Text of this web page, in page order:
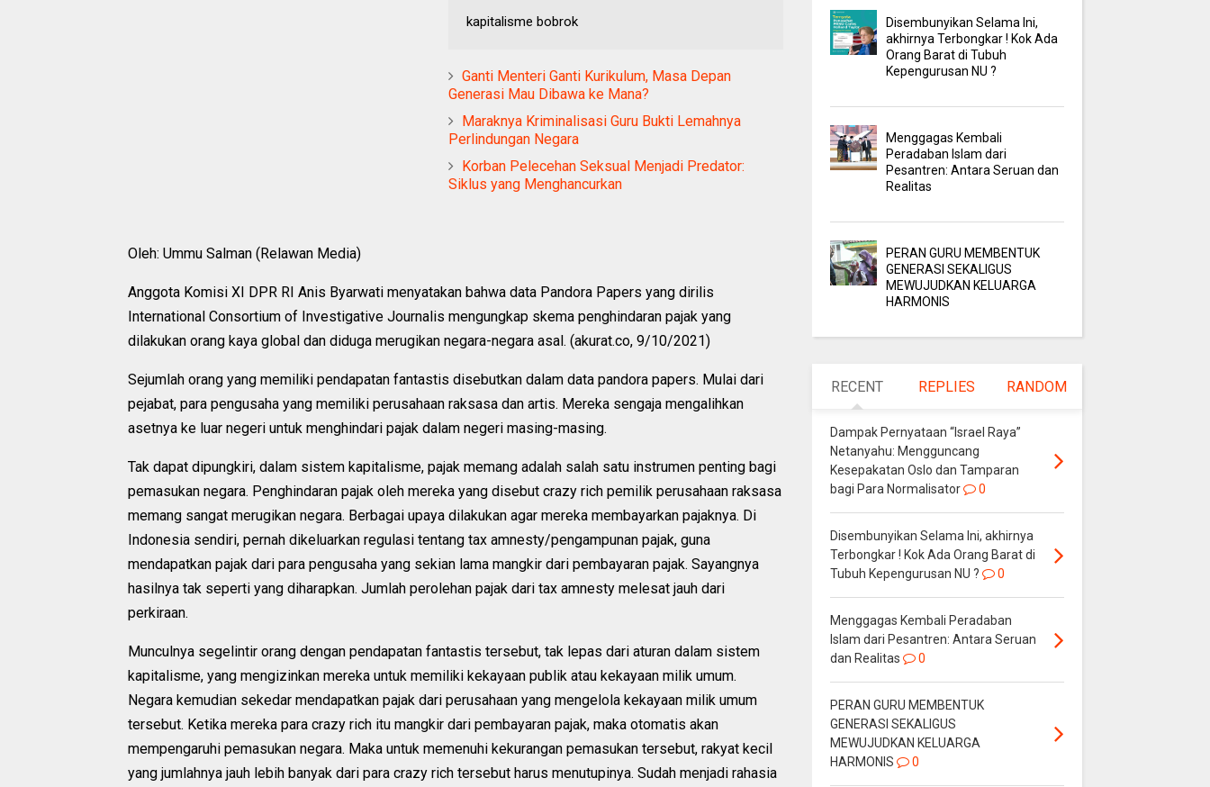
kapitalisme bobrok
Ganti Menteri Ganti Kurikulum, Masa Depan
Generasi Mau Dibawa ke Mana?
Maraknya Kriminalisasi Guru Bukti Lemahnya
Perlindungan Negara
Korban Pelecehan Seksual Menjadi Predator:
Siklus yang Menghancurkan
Oleh: Ummu Salman (Relawan Media)
Anggota Komisi XI DPR RI Anis Byarwati menyatakan bahwa data Pandora Papers yang dirilis
International Consortium of Investigative Journalis mengungkap skema penghindaran pajak yang
dilakukan orang kaya global dan diduga merugikan negara-negara asal. (akurat.co, 9/10/2021)
Sejumlah orang yang memiliki pendapatan fantastis disebutkan dalam data pandora papers. Mulai dari
pejabat, para pengusaha yang memiliki perusahaan raksasa dan artis. Mereka sengaja mengalihkan
asetnya ke luar negeri untuk menghindari pajak dalam negeri masing-masing.
Tak dapat dipungkiri, dalam sistem kapitalisme, pajak memang adalah salah satu instrumen penting bagi
pemasukan negara. Penghindaran pajak oleh mereka yang disebut crazy rich pemilik perusahaan raksasa
memang sangat merugikan negara. Berbagai upaya dilakukan agar mereka membayarkan pajaknya. Di
Indonesia sendiri, pernah dikeluarkan regulasi tentang tax amnesty/pengampunan pajak, guna
mendapatkan pajak dari para pengusaha yang sekian lama mangkir dari pembayaran pajak. Sayangnya
hasilnya tak seperti yang diharapkan. Jumlah perolehan pajak dari tax amnesty melesat jauh dari
perkiraan.
Munculnya segelintir orang dengan pendapatan fantastis tersebut, tak lepas dari aturan dalam sistem
kapitalisme, yang mengizinkan mereka untuk memiliki kekayaan publik atau kekayaan milik umum.
Negara kemudian sekedar mendapatkan pajak dari perusahaan yang mengelola kekayaan milik umum
tersebut. Ketika mereka para crazy rich itu mangkir dari pembayaran pajak, maka otomatis akan
mempengaruhi pemasukan negara. Maka untuk memenuhi kekurangan pemasukan tersebut, rakyat kecil
yang jumlahnya jauh lebih banyak dari para crazy rich tersebut harus menutupinya. Sudah menjadi rahasia
Disembunyikan Selama Ini,
akhirnya Terbongkar ! Kok Ada
Orang Barat di Tubuh
Kepengurusan NU ?
Menggagas Kembali
Peradaban Islam dari
Pesantren: Antara Seruan dan
Realitas
PERAN GURU MEMBENTUK
GENERASI SEKALIGUS
MEWUJUDKAN KELUARGA
HARMONIS
RECENT REPLIES RANDOM
Dampak Pernyataan “Israel Raya”
Netanyahu: Mengguncang
Kesepakatan Oslo dan Tamparan
bagi Para Normalisator
0
Disembunyikan Selama Ini, akhirnya
Terbongkar ! Kok Ada Orang Barat di
Tubuh Kepengurusan NU ?
0
Menggagas Kembali Peradaban
Islam dari Pesantren: Antara Seruan
dan Realitas
0
PERAN GURU MEMBENTUK
GENERASI SEKALIGUS
MEWUJUDKAN KELUARGA
HARMONIS
0